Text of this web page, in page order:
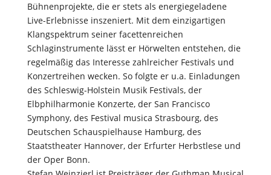
Bühnenprojekte, die er stets als energiegeladene
Live-Erlebnisse inszeniert. Mit dem einzigartigen
Klangspektrum seiner facettenreichen
Schlaginstrumente lässt er Hörwelten entstehen, die
regelmäßig das Interesse zahlreicher Festivals und
Konzertreihen wecken. So folgte er u.a. Einladungen
des Schleswig-Holstein Musik Festivals, der
Elbphilharmonie Konzerte, der San Francisco
Symphony, des Festival musica Strasbourg, des
Deutschen Schauspielhause Hamburg, des
Staatstheater Hannover, der Erfurter Herbstlese und
der Oper Bonn.